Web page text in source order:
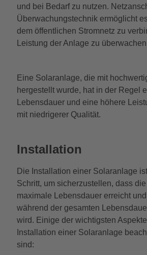
und bei Bedarf zu nutzen.
Überwachungstechnik ermöglicht
dem öffentlichen Stromnetz zu
Leistung der Anlage zu
Eine Solaranlage, die mit
hergestellt wurde, hat in der Regel
Lebensdauer und eine höhere
mit niedrigerer Qualität.
Installation
Die Installation einer Solaranlage
Schritt, um sicherzustellen, dass
maximale Lebensdauer erreicht
während der gesamten
wird. Einige der wichtigsten
Installation einer Solaranlage
sind: